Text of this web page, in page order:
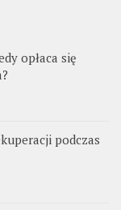
opłaca się
podczas